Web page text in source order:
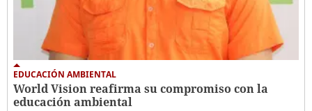
EDUCACIÓN AMBIENTAL
World Vision reafirma su compromiso con la
educación ambiental